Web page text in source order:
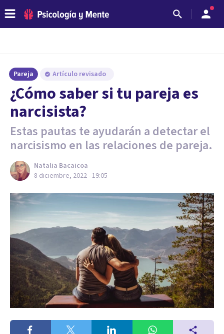
Pareja Artículo revisado
¿Cómo saber si tu pareja es
narcisista?
Estas pautas te ayudarán a detectar el
narcisismo en las relaciones de pareja.
Natalia Bacaicoa
8 diciembre, 2022 - 19:05